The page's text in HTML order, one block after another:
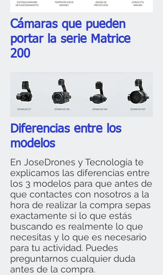
Cámaras que pueden
portar la serie Matrice
200
Diferencias entre los
modelos
En JoseDrones y Tecnología te
explicamos las diferencias entre
los 3 modelos para que antes de
que contactes con nosotros a la
hora de realizar la compra sepas
exactamente si lo que estás
buscando es realmente lo que
necesitas y lo que es necesario
para tu actividad. Puedes
preguntarnos cualquier duda
antes de la compra.